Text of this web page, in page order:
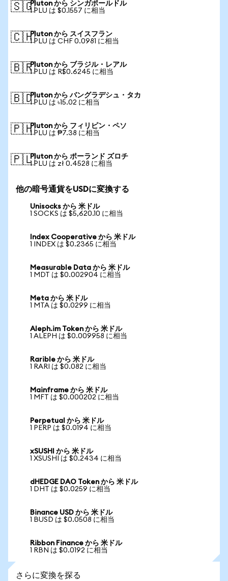
🇸🇬Pluton から シンガポールドル
1 PLU は $0.1557 に相当
🇨🇭Pluton から スイスフラン
1 PLU は CHF 0.0981 に相当
🇧🇷Pluton から ブラジル・レアル
1 PLU は R$0.6245 に相当
🇧🇩Pluton から バングラデシュ・タカ
1 PLU は ৳15.02 に相当
🇵🇭Pluton から フィリピン・ペソ
1 PLU は ₱7.38 に相当
🇵🇱Pluton から ポーランド ズロチ
1 PLU は zł 0.4528 に相当
他の暗号通貨をUSDに変換する
Unisocks から 米ドル
1 SOCKS は $5,620.10 に相当
Index Cooperative から 米ドル
1 INDEX は $0.2365 に相当
Measurable Data から 米ドル
1 MDT は $0.002904 に相当
Meta から 米ドル
1 MTA は $0.0299 に相当
Aleph.im Token から 米ドル
1 ALEPH は $0.009958 に相当
Rarible から 米ドル
1 RARI は $0.082 に相当
Mainframe から 米ドル
1 MFT は $0.000202 に相当
Perpetual から 米ドル
1 PERP は $0.0194 に相当
xSUSHI から 米ドル
1 XSUSHI は $0.2434 に相当
dHEDGE DAO Token から 米ドル
1 DHT は $0.0259 に相当
Binance USD から 米ドル
1 BUSD は $0.0508 に相当
Ribbon Finance から 米ドル
1 RBN は $0.0192 に相当
さらに変換を探る